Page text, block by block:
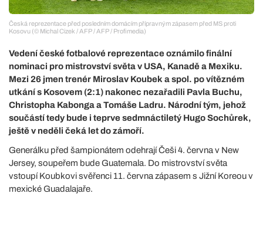
Česká reprezentace před posledním domácím přípravným zápasem před MS proti
Kosovu (© Michal Cizek / AFP / AFP / Profimedia)
Vedení české fotbalové reprezentace oznámilo finální
nominaci pro mistrovství světa v USA, Kanadě a Mexiku.
Mezi 26 jmen trenér Miroslav Koubek a spol. po vítězném
utkání s Kosovem (2:1) nakonec nezařadili Pavla Buchu,
Christopha Kabonga a Tomáše Ladru. Národní tým, jehož
součástí tedy bude i teprve sedmnáctiletý Hugo Sochůrek,
ještě v neděli čeká let do zámoří.
Generálku před šampionátem odehrají Češi 4. června v New
Jersey, soupeřem bude Guatemala. Do mistrovství světa
vstoupí Koubkovi svěřenci 11. června zápasem s Jižní Koreou v
mexické Guadalajaře.